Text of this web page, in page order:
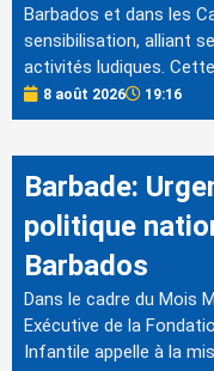
Barbados et dans les
sensibilisation, alliant
activités ludiques.
8 août 2026 19:16
Barbade:
politique
Barbados
Dans le cadre du Mois
Exécutive de la
Infantile appelle à la